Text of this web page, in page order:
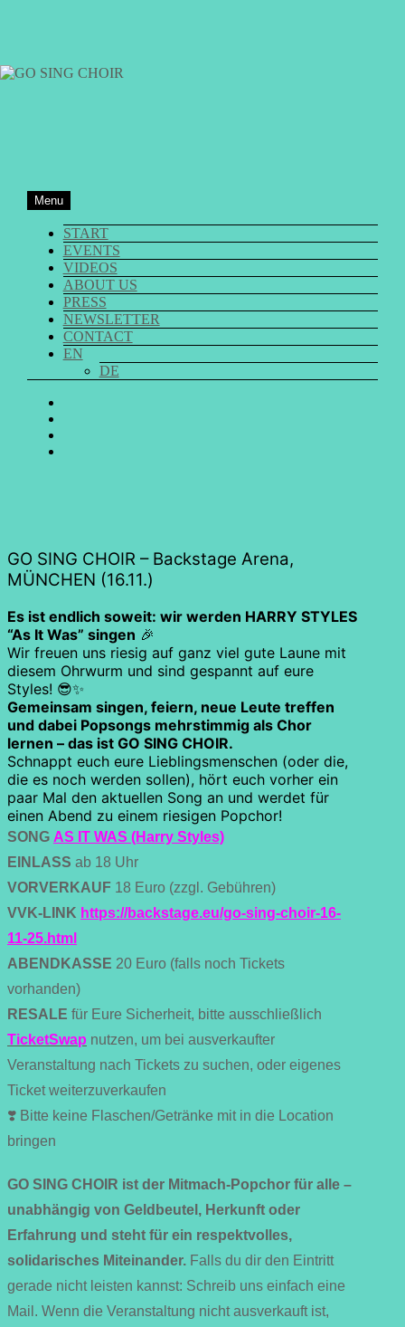
GO SING CHOIR
Menu
START
EVENTS
VIDEOS
ABOUT US
PRESS
NEWSLETTER
CONTACT
EN
DE
GO SING CHOIR – Backstage Arena,
MÜNCHEN (16.11.)
Es ist endlich soweit: wir werden HARRY STYLES
“As It Was” singen 🎉
Wir freuen uns riesig auf ganz viel gute Laune mit
diesem Ohrwurm und sind gespannt auf eure
Styles! 😎✨
Gemeinsam singen, feiern, neue Leute treffen
und dabei Popsongs mehrstimmig als Chor
lernen – das ist GO SING CHOIR.
Schnappt euch eure Lieblingsmenschen (oder die,
die es noch werden sollen), hört euch vorher ein
paar Mal den aktuellen Song an und werdet für
einen Abend zu einem riesigen Popchor!
SONG AS IT WAS (Harry Styles)
EINLASS ab 18 Uhr
VORVERKAUF 18 Euro (zzgl. Gebühren)
VVK-LINK https://backstage.eu/go-sing-choir-16-
11-25.html
ABENDKASSE 20 Euro (falls noch Tickets
vorhanden)
RESALE für Eure Sicherheit, bitte ausschließlich
TicketSwap nutzen, um bei ausverkaufter
Veranstaltung nach Tickets zu suchen, oder eigenes
Ticket weiterzuverkaufen
❣️ Bitte keine Flaschen/Getränke mit in die Location
bringen
GO SING CHOIR ist der Mitmach-Popchor für alle –
unabhängig von Geldbeutel, Herkunft oder
Erfahrung und steht für ein respektvolles,
solidarisches Miteinander. Falls du dir den Eintritt
gerade nicht leisten kannst: Schreib uns einfach eine
Mail. Wenn die Veranstaltung nicht ausverkauft ist,